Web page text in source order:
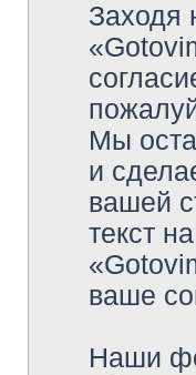
Заходя
Мы
и
вашей
текст
ваше
Наши